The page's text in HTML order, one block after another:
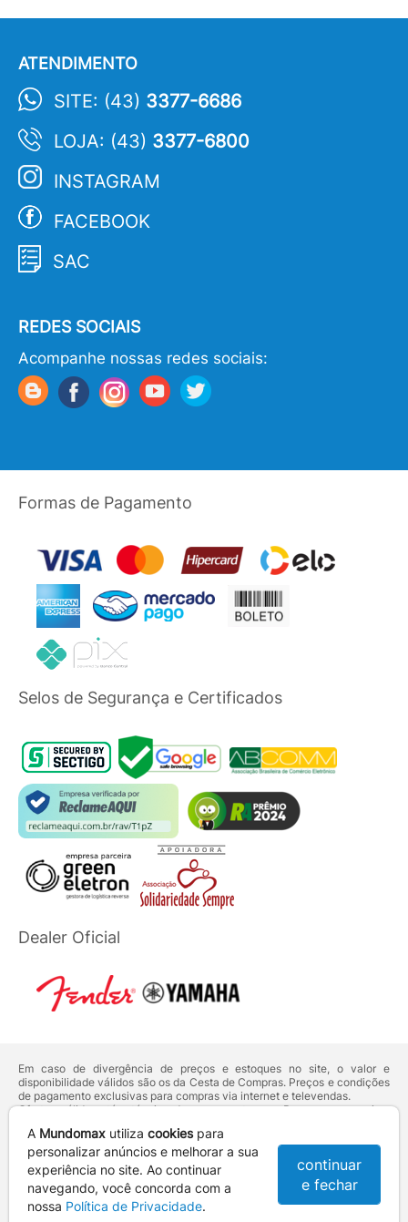
ATENDIMENTO
SITE: (43) 3377-6686
LOJA: (43) 3377-6800
INSTAGRAM
FACEBOOK
SAC
REDES SOCIAIS
Acompanhe nossas redes sociais:
Formas de Pagamento
Selos de Segurança e Certificados
Dealer Oficial
Em caso de divergência de preços e estoques no site, o valor e
disponibilidade válidos são os da Cesta de Compras. Preços e condições
de pagamento exclusivas para compras via internet e televendas.
Ofertas válidas até o término de nossos estoques. Para compras acima
deVenda Corporativa.
Os preços apresentados no site prevalecem sobre outros anunciados em
qualquer outro meio de comunicação ou sites de buscas. Código de
Defesa do Consumidor:Lei nº 8.078.
Vendas sujeitas à confirmação de dados e análises de crédito e risco.
A Mundomax utiliza cookiespara
personalizar anúncios e melhorar a sua
experiência no site. Ao continuar
navegando, você concorda com a
nossa Política de Privacidade.
continuar
e fechar